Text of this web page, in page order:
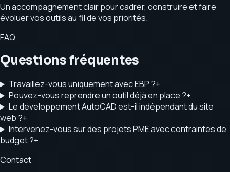
Un accompagnement clair pour cadrer, construire et faire
évoluer vos outils au fil de vos priorités.
FAQ
Questions fréquentes
Travaillez-vous uniquement avec EBP ?+
Pouvez-vous reprendre un outil déjà en place ?+
Le développement AutoCAD est-il indépendant du site
web ?+
Intervenez-vous sur des projets PME avec contraintes de
budget ?+
Contact